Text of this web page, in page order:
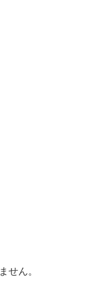
せん。